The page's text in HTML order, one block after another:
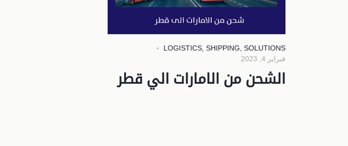
LOGISTICS SHIPPING SOLUTIONS
فبراير 4, 2023
الشحن من الامارات الي قطر